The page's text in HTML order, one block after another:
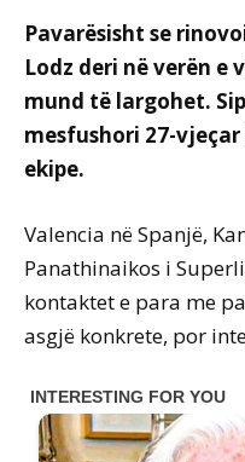
Pavarësisht se
Lodz deri në verën e
mund të largohet.
mesfushori 27-
ekipe.
Valencia në Spanjë,
Panathinaikos i
kontaktet e para me
asgjë konkrete, por